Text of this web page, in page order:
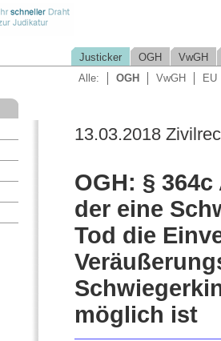
Justicker OGH
VwGH
Alle:
OGH VwGH EU
13.03.2018
OGH: §
der eine
Tod die
möglich ist